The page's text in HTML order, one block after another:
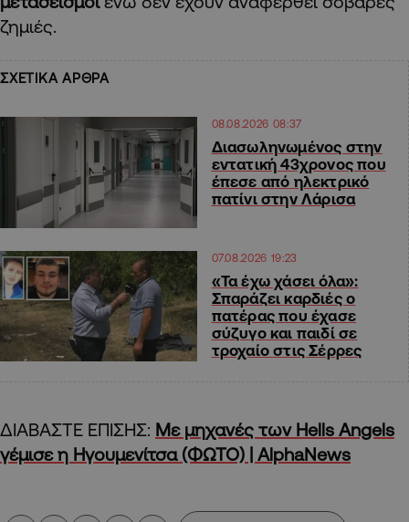
ζημιές.
ΣΧΕΤΙΚΑ ΑΡΘΡΑ
08.08.2026 08:37
Διασωληνωμένος στην
εντατική 43χρονος που
έπεσε από ηλεκτρικό
πατίνι στην Λάρισα
07.08.2026 19:23
«Τα έχω χάσει όλα»:
Σπαράζει καρδιές ο
πατέρας που έχασε
σύζυγο και παιδί σε
τροχαίο στις Σέρρες
ΔΙΑΒΑΣΤΕ ΕΠΙΣΗΣ: Με μηχανές των Hells Angels
γέμισε η Ηγουμενίτσα (ΦΩΤΟ) | AlphaNews